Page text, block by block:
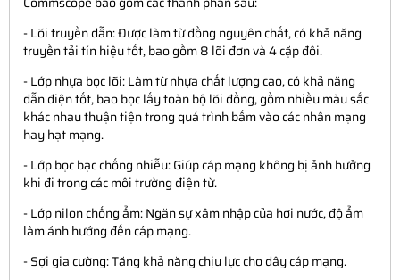
- Lõi truyền dẫn: Được làm từ đồng nguyên chất, có khả năng
truyền tải tín hiệu tốt, bao gồm 8 lõi đơn và 4 cặp đôi.
- Lớp nhựa bọc lõi: Làm từ nhựa chất lượng cao, có khả năng
dẫn điện tốt, bao bọc lấy toàn bộ lõi đồng, gồm nhiều màu sắc
khác nhau thuận tiện trong quá trình bấm vào các nhân mạng
hay hạt mạng.
- Lớp bọc bạc chống nhiễu: Giúp cáp mạng không bị ảnh hưởng
khi đi trong các môi trường điện từ.
- Lớp nilon chống ẩm: Ngăn sự xâm nhập của hơi nước, độ ẩm
làm ảnh hưởng đến cáp mạng.
- Sợi gia cường: Tăng khả năng chịu lực cho dây cáp mạng.